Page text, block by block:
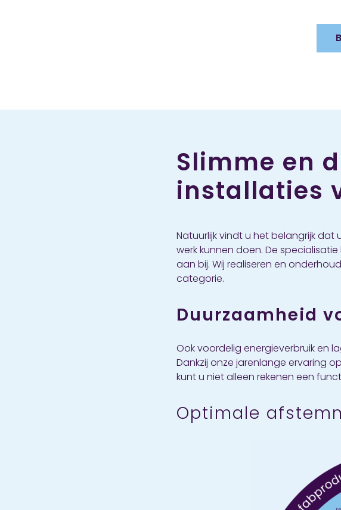
Slimme en
installaties
Natuurlijk vindt u het belangrijk
werk kunnen doen. De
aan bij. Wij realiseren en
categorie.
Duurzaamheid
Ook voordelig energieverbruik en
Dankzij onze jarenlange ervaring
kunt u niet alleen rekenen een
Optimale